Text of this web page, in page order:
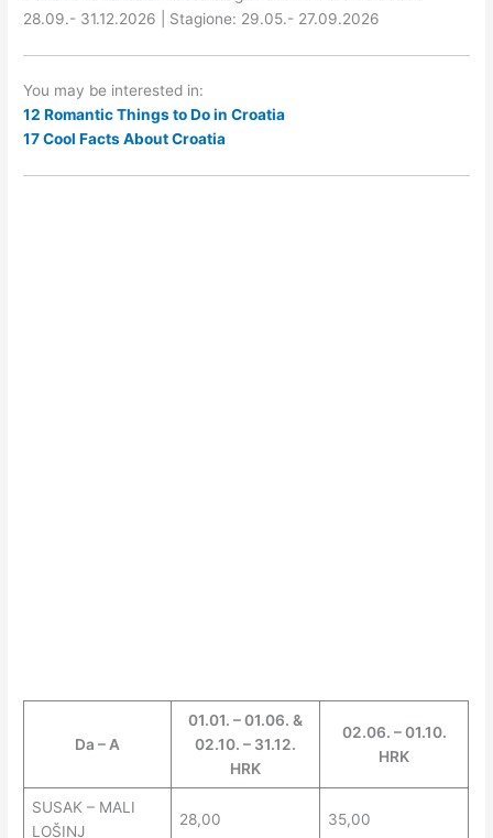
28.09.- 31.12.2026 | Stagione: 29.05.- 27.09.2026
You may be interested in:
12 Romantic Things to Do in Croatia
17 Cool Facts About Croatia
Da – A
01.01. – 01.06. &
02.10. – 31.12.
HRK
02.06. – 01.10.
HRK
SUSAK – MALI
LOŠINJ
28,00 35,00